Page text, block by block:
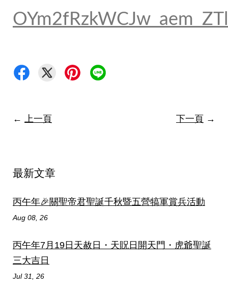
← 上一頁 下一頁 →
最新文章
丙午年🎉關聖帝君聖誕千秋暨五營犒軍賞兵活動
Aug 08, 26
丙午年7月19日天赦日・天貺日開天門・虎爺聖誕
三大吉日
Jul 31, 26